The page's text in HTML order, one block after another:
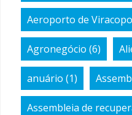
Aeroporto de
Agronegócio (6)
anuário (1)
Assembleia de